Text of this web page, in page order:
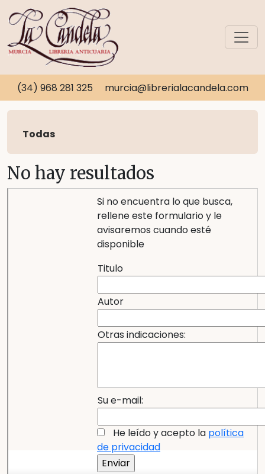
(34) 968 281 325 murcia@librerialacandela.com
Todas
No hay resultados
Si no encuentra lo que busca,
rellene este formulario y le
avisaremos cuando esté
disponible
Titulo
Autor
Otras indicaciones:
Su e-mail:
He leído y acepto la política
de privacidad